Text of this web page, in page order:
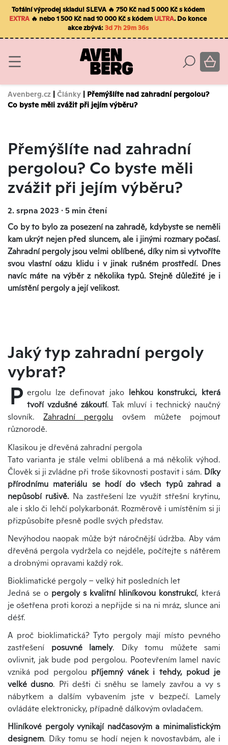
Totální výprodej skladu! SLEVA 🔥 750 Kč nad 5 000 Kč s kódem
EXTRA 🔥 nebo 1 500 Kč nad 10 000 Kč s kódem ULTRA. Do konce
akce zbývá:3d 7h 29m 35s
Avenberg.cz | Články | Přemýšlíte nad zahradní pergolou?
Co byste měli zvážit při jejím výběru?
Přemýšlíte nad zahradní
pergolou? Co byste měli
zvážit při jejím výběru?
2. srpna 2023 ∙ 5 min čtení
Co by to bylo za posezení na zahradě, kdybyste se neměli
kam ukrýt nejen před sluncem, ale i jinými rozmary počasí.
Zahradní pergoly jsou velmi oblíbené, díky nim si vytvoříte
svou vlastní oázu klidu i v jinak rušném prostředí. Dnes
navíc máte na výběr z několika typů. Stejně důležité je i
umístění pergoly a její velikost.
Jaký typ zahradní pergoly
vybrat?
P ergolu lze definovat jako lehkou konstrukci, která
tvoří vzdušné zákoutí. Tak mluví i technický naučný
slovník.Zahradní pergolu ovšem můžete pojmout
různorodě.
Klasikou je dřevěná zahradní pergola
Tato varianta je stále velmi oblíbená a má několik výhod.
Člověk si ji zvládne při troše šikovnosti postavit i sám. Díky
přírodnímu materiálu se hodí do všech typů zahrad a
nepůsobí rušivě. Na zastřešení lze využít střešní krytinu,
ale i sklo či lehčí polykarbonát. Rozměrově i umístěním si ji
přizpůsobíte přesně podle svých představ.
Nevýhodou naopak může být náročnější údržba. Aby vám
dřevěná pergola vydržela co nejdéle, počítejte s nátěrem
a drobnými opravami každý rok.
Bioklimatické pergoly – velký hit posledních let
Jedná se o pergoly s kvalitní hliníkovou konstrukcí, která
je ošetřena proti korozi a nepřijde si na ni mráz, slunce ani
déšť.
A proč bioklimatická? Tyto pergoly mají místo pevného
zastřešení posuvné lamely. Díky tomu můžete sami
ovlivnit, jak bude pod pergolou. Pootevřením lamel navíc
vzniká pod pergolou příjemný vánek i tehdy, pokud je
velké dusno. Při dešti či sněhu se lamely zavřou a vy s
nábytkem a dalším vybavením jste v bezpečí. Lamely
ovládáte elektronicky, případně dálkovým ovladačem.
Hliníkové pergoly vynikají nadčasovým a minimalistickým
designem. Díky tomu se hodí nejen k novostavbám, ale i